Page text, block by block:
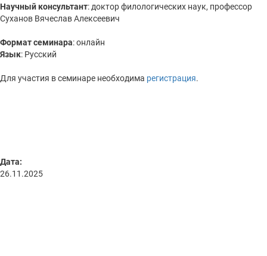
Научный консультант: доктор филологических наук, профессор
Суханов Вячеслав Алексеевич
Формат семинара: онлайн
Язык: Русский
Для участия в семинаре необходима регистрация.
Дата:
26.11.2025